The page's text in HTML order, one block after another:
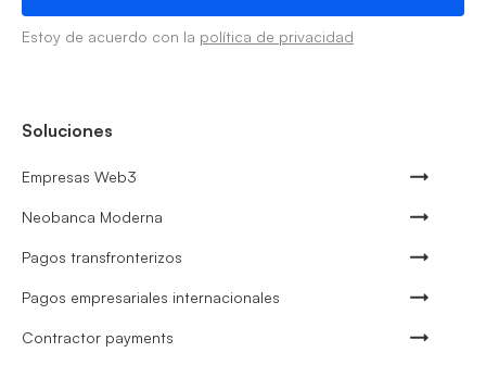
Estoy de acuerdo con la política de privacidad
Soluciones
Empresas Web3
Neobanca Moderna
Pagos transfronterizos
Pagos empresariales internacionales
Contractor payments